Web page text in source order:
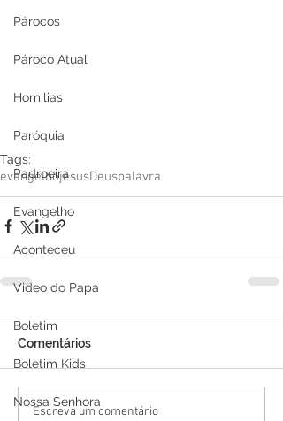
Párocos
Pároco Atual
Homilias
Paróquia
Padroeira
Evangelho
Aconteceu
Video do Papa
Boletim
Boletim Kids
Nossa Senhora
Tags:
evangelhojesusDeuspalavra
Comentários
Escreva um comentário